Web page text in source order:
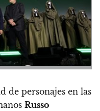
de personajes en las
Russo